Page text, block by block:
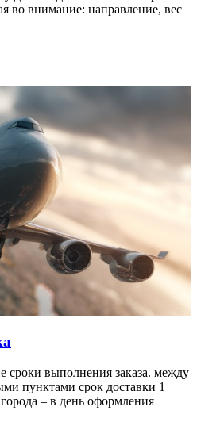
во внимание: направление, вес
сроки выполнения заказа. между
пунктами срок доставки 1
– в день оформления